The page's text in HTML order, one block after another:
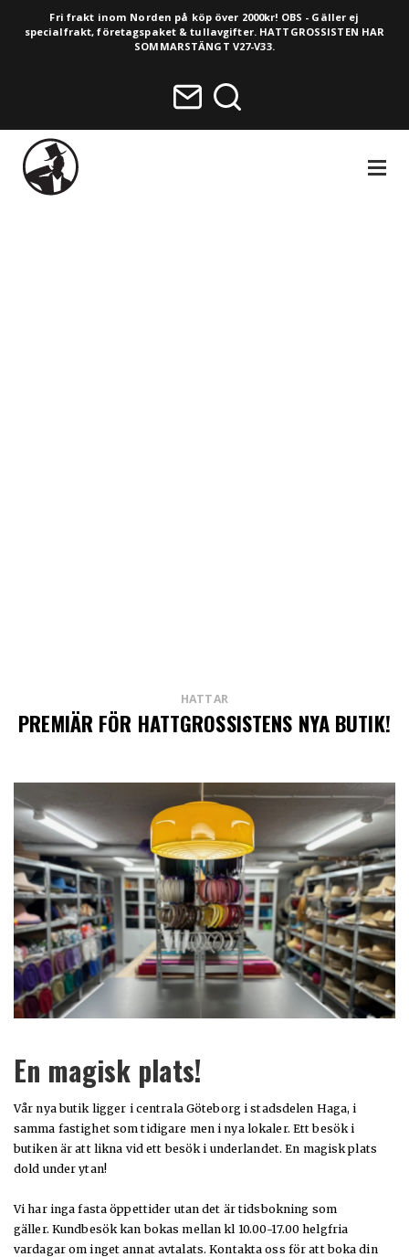
Fri frakt inom Norden på köp över 2000kr! OBS - Gäller ej
specialfrakt, företagspaket & tullavgifter. HATTGROSSISTEN HAR
SOMMARSTÄNGT V27-V33.
HATTAR
PREMIÄR FÖR HATTGROSSISTENS NYA BUTIK!
En magisk plats!
Vår nya butik ligger i centrala Göteborg i stadsdelen Haga, i
samma fastighet som tidigare men i nya lokaler. Ett besök i
butiken är att likna vid ett besök i underlandet. En magisk plats
dold under ytan!
Vi har inga fasta öppettider utan det är tidsbokning som
gäller. Kundbesök kan bokas mellan kl 10.00-17.00 helgfria
vardagar om inget annat avtalats. Kontakta oss för att boka din